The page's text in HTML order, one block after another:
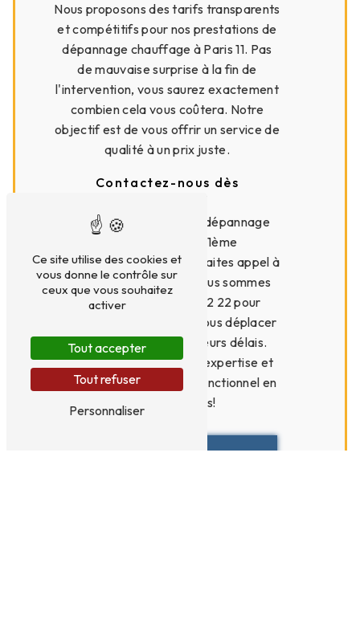
Nous proposons des tarifs transparents
et compétitifs pour nos prestations de
dépannage chauffage à Paris 11. Pas
de mauvaise surprise à la fin de
l'intervention, vous saurez exactement
combien cela vous coûtera. Notre
objectif est de vous offrir un service de
qualité à un prix juste.
Contactez-nous dès
Pour toute demande de dépannage
chauffage dans le 11ème
arrondissement de Paris, faites appel à
Artisan Gaz Services. Nous sommes
joignables au 01 41 79 22 22 pour
prendre rendez-vous et nous déplacer
chez vous dans les meilleurs délais.
Faites confiance à notre expertise et
retrouvez un chauffage fonctionnel en
un rien de temps!
Ce site utilise des cookies et
vous donne le contrôle sur
ceux que vous souhaitez
activer
Tout accepter
Tout refuser
Personnaliser